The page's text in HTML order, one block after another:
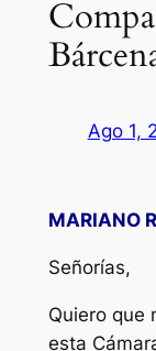
Ago 1,
MARIANO
Señorías,
Quiero que
esta